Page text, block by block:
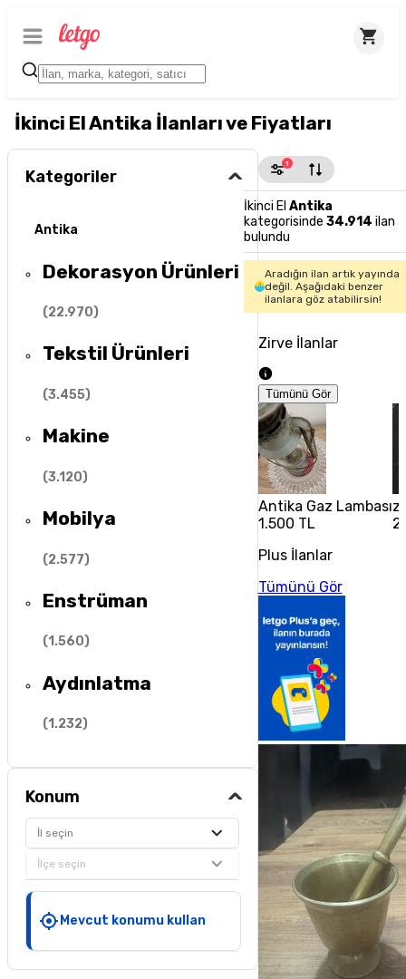
İkinci El Antika İlanları ve Fiyatları
Kategoriler
Antika
Dekorasyon Ürünleri
(22.970)
Tekstil Ürünleri
(3.455)
Makine
(3.120)
Mobilya
(2.577)
Enstrüman
(1.560)
Aydınlatma
(1.232)
Konum
İl seçin
İlçe seçin
Mevcut konumu kullan
1
İkinci El Antika
kategorisinde 34.914 ilan
bulundu
Aradığın ilan artık yayında
değil. Aşağıdaki benzer
ilanlara göz atabilirsin!
Zirve İlanlar
Tümünü Gör
Antika Gaz Lambası
1.500 TL
Plus İlanlar
Tümünü Gör